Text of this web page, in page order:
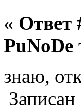
« Ответ
PuNoDe
знаю,
Записан